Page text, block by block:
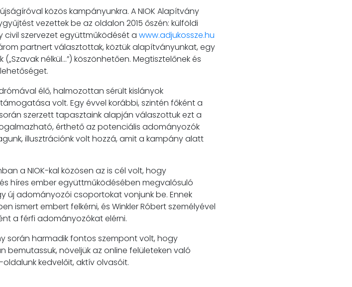
közös kampányunkra. A NIOK Alapítvány
vezettek be az oldalon 2015 őszén: külföldi
szervezet együttműködését a www.adjukossze.hu
partnert választottak, köztük alapítványunkat, egy
nélkül...”) köszönhetően. Megtisztelőnek és
élő, halmozottan sérült kislányok
volt. Egy évvel korábbi, szintén főként a
szerzett tapasztaink alapján válaszottuk ezt a
érthető az potenciális adományozók
illusztrációnk volt hozzá, amit a kampány alatt
a NIOK-kal közösen az is cél volt, hogy
híres ember együttműködésében megvalósuló
új adományozói csoportokat vonjunk be. Ennek
ismert embert felkérni, és Winkler Róbert személyével
a férfi adományozókat elérni.
során harmadik fontos szempont volt, hogy
bemutassuk, növeljük az online felületeken való
oldalunk kedvelőit, aktív olvasóit.